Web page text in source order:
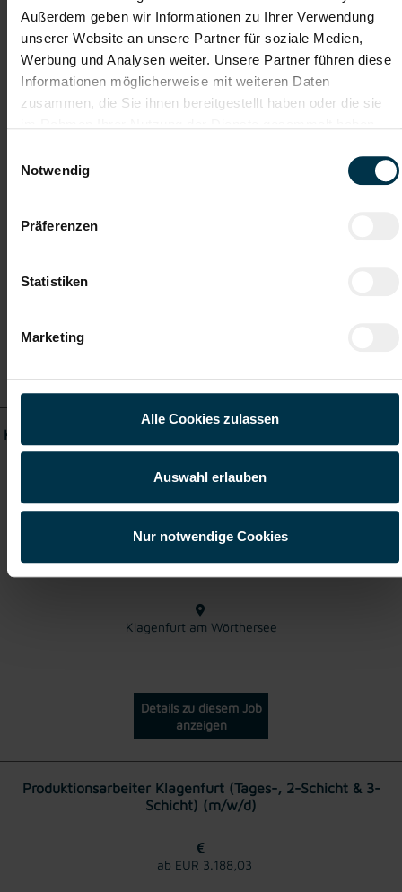
Außerdem geben wir Informationen zu Ihrer Verwendung
unserer Website an unsere Partner für soziale Medien,
Werbung und Analysen weiter. Unsere Partner führen diese
Informationen möglicherweise mit weiteren Daten
zusammen, die Sie ihnen bereitgestellt haben oder die sie
Notwendig
Präferenzen
Statistiken
Marketing
Alle Cookies zulassen
Auswahl erlauben
Nur notwendige Cookies
Weitere interessante Jobmöglichkeiten
Lehrstelle Milchtechnologe (m/w/d)
Koch und Köchin gesucht für Produktion Klagenfurt (m/w/d)
Vollzeit
Klagenfurt am Wörthersee
Details zu diesem Job
anzeigen
Produktionsarbeiter Klagenfurt (Tages-, 2-Schicht & 3-
Schicht) (m/w/d)
ab EUR 3.188,03